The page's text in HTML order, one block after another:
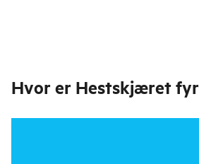
Hvor er Hestskjæret fyr